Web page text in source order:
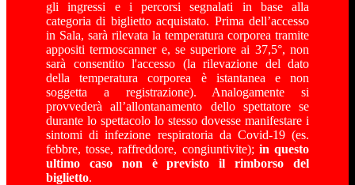
gli ingressi e i percorsi segnalati in base alla
categoria di biglietto acquistato. Prima dell’accesso
in Sala, sarà rilevata la temperatura corporea tramite
appositi termoscanner e, se superiore ai 37,5°, non
sarà consentito l'accesso (la rilevazione del dato
della temperatura corporea è istantanea e non
soggetta a registrazione). Analogamente si
provvederà all’allontanamento dello spettatore se
durante lo spettacolo lo stesso dovesse manifestare i
sintomi di infezione respiratoria da Covid-19 (es.
febbre, tosse, raffreddore, congiuntivite); in questo
ultimo caso non è previsto il rimborso del
biglietto.